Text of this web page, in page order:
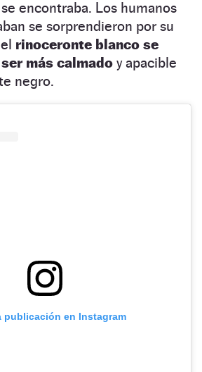
encontraba. Los humanos
se sorprendieron por su
rinoceronte blanco se
más calmado y apacible
negro.
publicación en Instagram